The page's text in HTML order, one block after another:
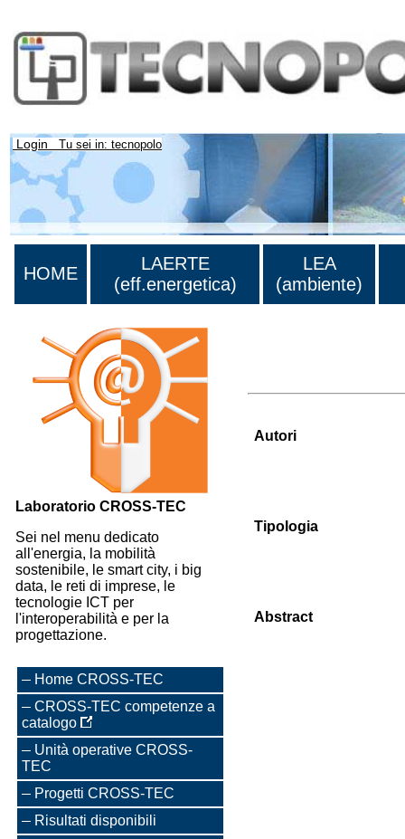
Login Tu sei in: tecnopolo
HOME
LAERTE
(eff.energetica)
LEA
(ambiente)
Laboratorio CROSS-TEC
Sei nel menu dedicato
all'energia, la mobilità
sostenibile, le smart city, i big
data, le reti di imprese, le
tecnologie ICT per
l'interoperabilità e per la
progettazione.
Home CROSS-TEC
CROSS-TEC competenze a
catalogo
Unità operative CROSS-
TEC
Progetti CROSS-TEC
Risultati disponibili
Autori
Tipologia
Abstract